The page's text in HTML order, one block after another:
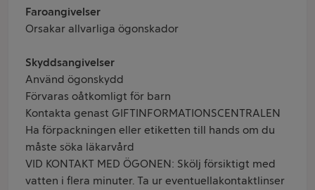
Faroangivelser
Orsakar allvarliga ögonskador
Skyddsangivelser
Använd ögonskydd
Förvaras oåtkomligt för barn
Kontakta genast GIFTINFORMATIONSCENTRALEN
Ha förpackningen eller etiketten till hands om du
måste söka läkarvård
VID KONTAKT MED ÖGONEN: Skölj försiktigt med
vatten i flera minuter. Ta ur eventuellakontaktlinser